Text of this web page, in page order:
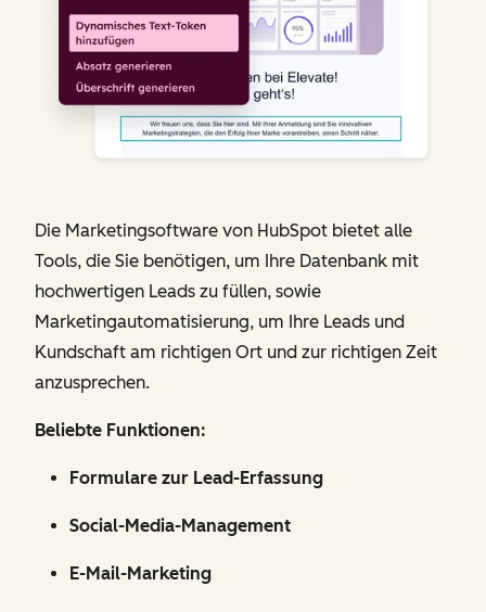
Die Marketingsoftware von HubSpot bietet alle
Tools, die Sie benötigen, um Ihre Datenbank mit
hochwertigen Leads zu füllen, sowie
Marketingautomatisierung, um Ihre Leads und
Kundschaft am richtigen Ort und zur richtigen Zeit
anzusprechen.
Beliebte Funktionen:
Formulare zur Lead-Erfassung
Social-Media-Management
E-Mail-Marketing